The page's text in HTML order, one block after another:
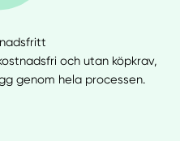
och utan köpkrav,
genom hela processen.